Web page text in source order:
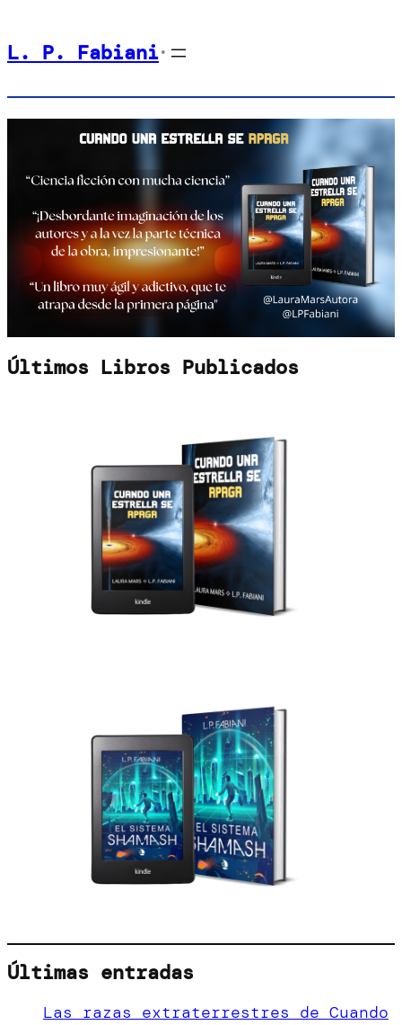
al
L. P. Fabiani•
Últimos Libros Publicados
Últimas entradas
Las razas extraterrestres de Cuando